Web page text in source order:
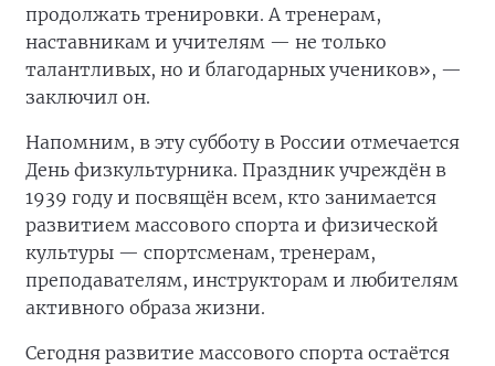
продолжать тренировки. А тренерам,
наставникам и учителям — не только
талантливых, но и благодарных учеников», —
заключил он.
Напомним, в эту субботу в России отмечается
День физкультурника. Праздник учреждён в
1939 году и посвящён всем, кто занимается
развитием массового спорта и физической
культуры — спортсменам, тренерам,
преподавателям, инструкторам и любителям
активного образа жизни.
Сегодня развитие массового спорта остаётся